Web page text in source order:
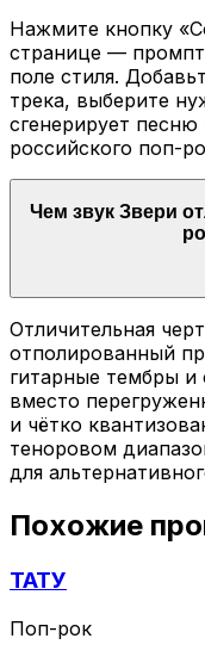
Нажмите кнопку
странице — промпт
поле стиля.
трека, выберите
сгенерирует
российского поп-
Чем звук Звери
Отличительная
отполированный
гитарные тембры
вместо
и чётко
теноровом
для
Похожие
ТАТУ
Поп-рок